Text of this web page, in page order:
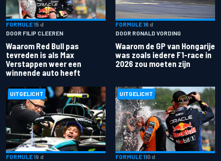
FORMULE 15 d
DOOR FILIP CLEEREN
Waarom Red Bull pas
tevreden is als Max
Verstappen weer een
winnende auto heeft
FORMULE 16 d
DOOR RONALD VORDING
Waarom de GP van Hongarije
was zoals iedere F1-race in
2026 zou moeten zijn
UITGELICHT
FORMULE 19 d
UITGELICHT
FORMULE 110 d